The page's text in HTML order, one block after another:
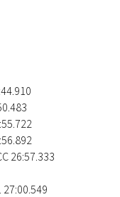
26:57.333